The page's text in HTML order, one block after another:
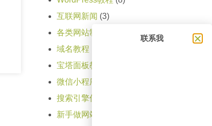
互联网新闻 (3)
各类网站制作步骤
域名教程
宝塔面板教程
微信小程序
搜索引擎优化SEO教程
新手做网站教程（第一天）
联系我